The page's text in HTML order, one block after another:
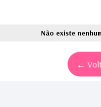
Não existe
←